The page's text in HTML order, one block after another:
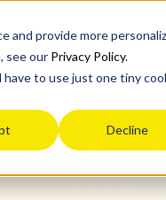
and provide more
see our Privacy Policy.
to use just one tiny
Decline
Viața după liceu